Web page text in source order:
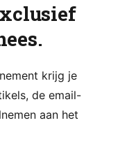
krijg je
de email-
aan het